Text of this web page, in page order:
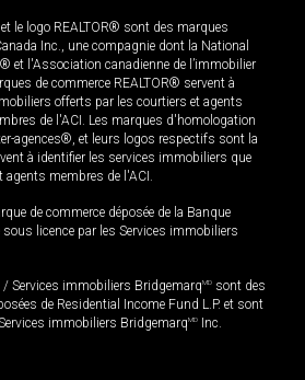
le logo REALTOR® sont des marques
Inc., une compagnie dont la National
et l'Association canadienne de l’immobilier
de commerce REALTOR® servent à
offerts par les courtiers et agents
de l'ACI. Les marques d'homologation
agences®, et leurs logos respectifs sont la
à identifier les services immobiliers que
membres de l'ACI.
de commerce déposée de la Banque
sous licence par les Services immobiliers
/ Services immobiliers BridgemarqMD sont des
de Residential Income Fund L.P. et sont
immobiliers BridgemarqMD Inc.